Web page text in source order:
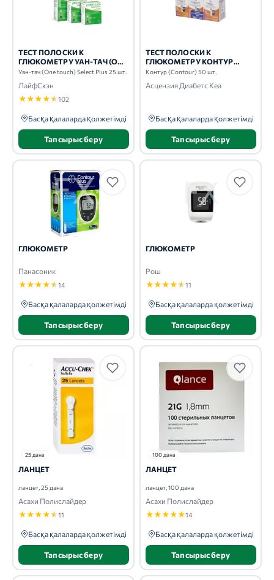
ТЕСТ ПОЛОСКИ К
ГЛЮКОМЕТРУ УАН-ТАЧ (ONE
TOUCH) SELECT PLUS 25 ШТ.
Уан-тач (One touch) Select Plus 25 шт.
ЛайфСкэн
★★★★★102
Басқа қалаларда қолжетімді
Тапсырыс беру
ТЕСТ ПОЛОСКИ К
ГЛЮКОМЕТРУ КОНТУР
(CONTOUR) 50 ШТ.
Контур (Contour) 50 шт.
Асцензия Диабетс Кеа
Басқа қалаларда қолжетімді
Тапсырыс беру
ГЛЮКОМЕТР
Панасоник
★★★★★14
Басқа қалаларда қолжетімді
Тапсырыс беру
ГЛЮКОМЕТР
Рош
★★★★★11
Басқа қалаларда қолжетімді
Тапсырыс беру
25 дана
ЛАНЦЕТ
ланцет, 25 дана
Асахи Полислайдер
★★★★★11
Басқа қалаларда қолжетімді
Тапсырыс беру
100 дана
ЛАНЦЕТ
ланцет, 100 дана
Асахи Полислайдер
★★★★★14
Басқа қалаларда қолжетімді
Тапсырыс беру